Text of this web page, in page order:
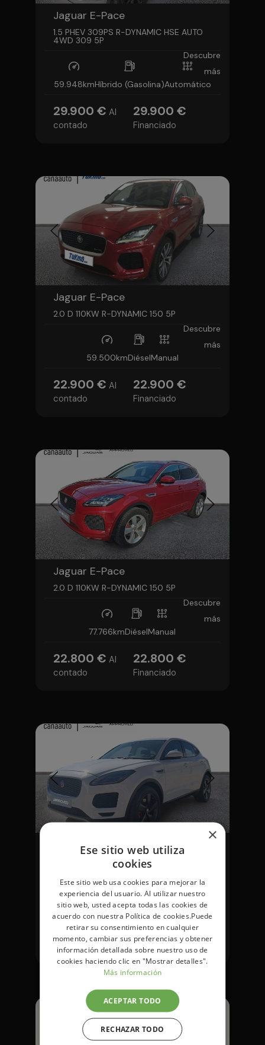
Jaguar E-Pace
1.5 PHEV 309PS R-DYNAMIC HSE AUTO
4WD 309 5P
59.948kmHíbrido (Gasolina)Automático
29.900 € Al
contado
29.900 €
Financiado
Descubre
más
Jaguar E-Pace
2.0 D 110KW R-DYNAMIC 150 5P
59.500kmDiéselManual
22.900 € Al
contado
22.900 €
Financiado
Descubre
más
Jaguar E-Pace
2.0 D 110KW R-DYNAMIC 150 5P
77.766kmDiéselManual
22.800 € Al
contado
22.800 €
Financiado
Descubre
más
Jaguar E-Pace
2.0 D 110KW S 150 5P
81.566kmDiéselAutomático
24.900 €Al
contado
24.900 €
Financiado
más
×
Ese sitio web utiliza
cookies
Este sitio web usa cookies para mejorar la
experiencia del usuario. Al utilizar nuestro
sitio web, usted acepta todas las cookies de
acuerdo con nuestra Política de cookies.Puede
retirar su consentimiento en cualquier
momento, cambiar sus preferencias y obtener
información detallada sobre nuestro uso de
cookies haciendo clic en "Mostrar detalles".
Más información
ACEPTAR TODO
RECHAZAR TODO